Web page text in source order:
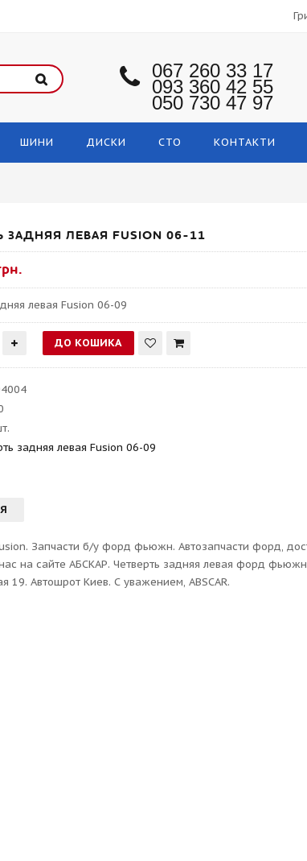
067 260 33 17
093 360 42 55
050 730 47 97
ШИНИ ДИСКИ СТО КОНТАКТИ
ЗАДНЯЯ ЛЕВАЯ FUSION 06-11
левая Fusion 06-09
задняя левая Fusion 06-09
Запчасти б/у форд фьюжн. Автозапчасти форд,
на сайте АБСКАР. Четверть задняя левая форд
19. Автошрот Киев. С уважением, ABSCAR.